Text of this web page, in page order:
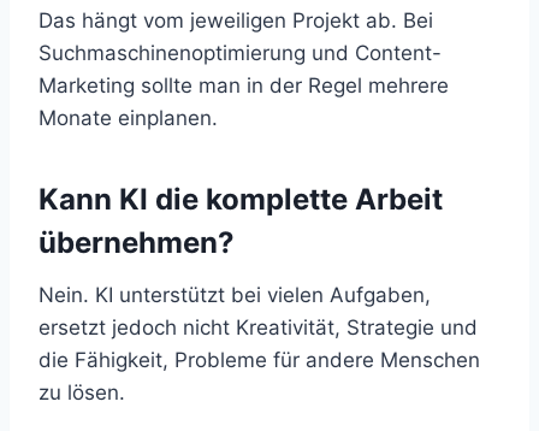
Das hängt vom jeweiligen Projekt ab. Bei
Suchmaschinenoptimierung und Content-
Marketing sollte man in der Regel mehrere
Monate einplanen.
Kann KI die komplette Arbeit
übernehmen?
Nein. KI unterstützt bei vielen Aufgaben,
ersetzt jedoch nicht Kreativität, Strategie und
die Fähigkeit, Probleme für andere Menschen
zu lösen.